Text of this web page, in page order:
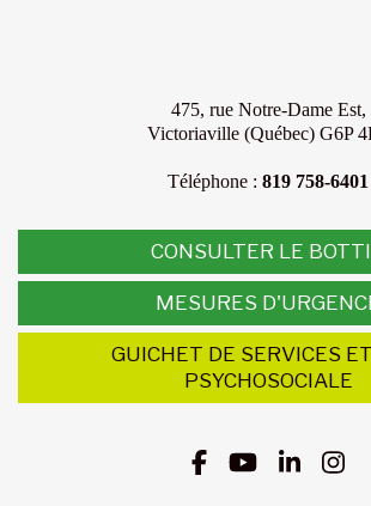
475, rue Notre-Dame Est,
Victoriaville (Québec) G6P
Téléphone : 819 758-6401
CONSULTER LE
MESURES
GUICHET DE SERVICES
PSYCHOSOCIALE